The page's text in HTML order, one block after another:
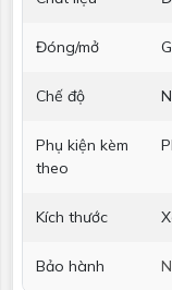
Đóng/mở
Chế độ
Phụ kiện kèm
theo
Kích thước
Bảo hành